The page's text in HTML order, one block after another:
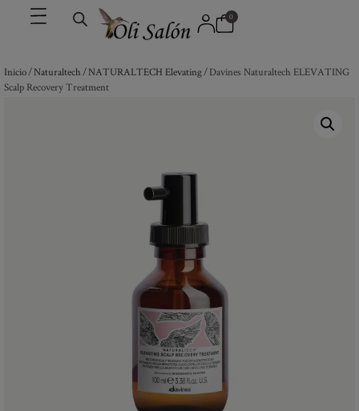
0
Inicio/Naturaltech/NATURALTECH Elevating/ Davines Naturaltech ELEVATING
Scalp Recovery Treatment